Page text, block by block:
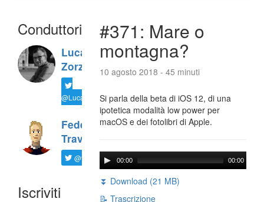
Conduttori
Luca
Zorzi
@LucaTNT
Federico
Travaini
@ftrava
Iscriviti
#371: Mare o
montagna?
10 agosto 2018 - 45 minuti
Si parla della beta di iOS 12, di una
ipotetica modalità low power per
macOS e dei fotolibri di Apple.
00:00 00:00
⏬ Download (21 MB)
📝 Trascrizione